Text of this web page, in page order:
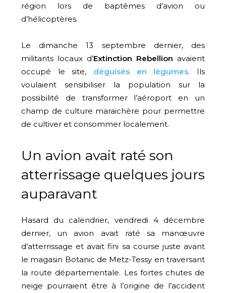
région lors de baptêmes d’avion ou
d’hélicoptères.
Le dimanche 13 septembre dernier, des
militants locaux d’Extinction Rebellion avaient
occupé le site, déguisés en légumes. Ils
voulaient sensibiliser la population sur la
possibilité de transformer l’aéroport en un
champ de culture maraichère pour permettre
de cultiver et consommer localement.
Un avion avait raté son
atterrissage quelques jours
auparavant
Hasard du calendrier, vendredi 4 décembre
dernier, un avion avait raté sa manœuvre
d’atterrissage et avait fini sa course juste avant
le magasin Botanic de Metz-Tessy en traversant
la route départementale. Les fortes chutes de
neige pourraient être à l’origine de l’accident